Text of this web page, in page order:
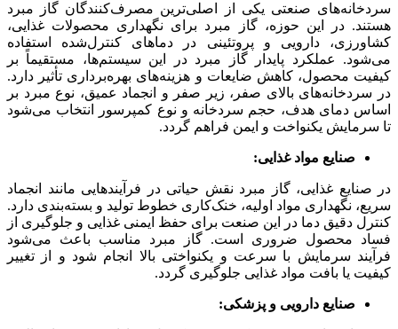
سردخانه‌های صنعتی یکی از اصلی‌ترین مصرف‌کنندگان گاز مبرد
هستند. در این حوزه، گاز مبرد برای نگهداری محصولات غذایی،
کشاورزی، دارویی و پروتئینی در دماهای کنترل‌شده استفاده
می‌شود. عملکرد پایدار گاز مبرد در این سیستم‌ها، مستقیماً بر
کیفیت محصول، کاهش ضایعات و هزینه‌های بهره‌برداری تأثیر دارد.
در سردخانه‌های بالای صفر، زیر صفر و انجماد عمیق، نوع مبرد بر
اساس دمای هدف، حجم سردخانه و نوع کمپرسور انتخاب می‌شود
تا سرمایش یکنواخت و ایمن فراهم گردد.
صنایع مواد غذایی:
در صنایع غذایی، گاز مبرد نقش حیاتی در فرآیندهایی مانند انجماد
سریع، نگهداری مواد اولیه، خنک‌کاری خطوط تولید و بسته‌بندی دارد.
کنترل دقیق دما در این صنعت برای حفظ ایمنی غذایی و جلوگیری از
فساد محصول ضروری است. گاز مبرد مناسب باعث می‌شود
فرآیند سرمایش با سرعت و یکنواختی بالا انجام شود و از تغییر
کیفیت یا بافت مواد غذایی جلوگیری گردد.
صنایع دارویی و پزشکی: